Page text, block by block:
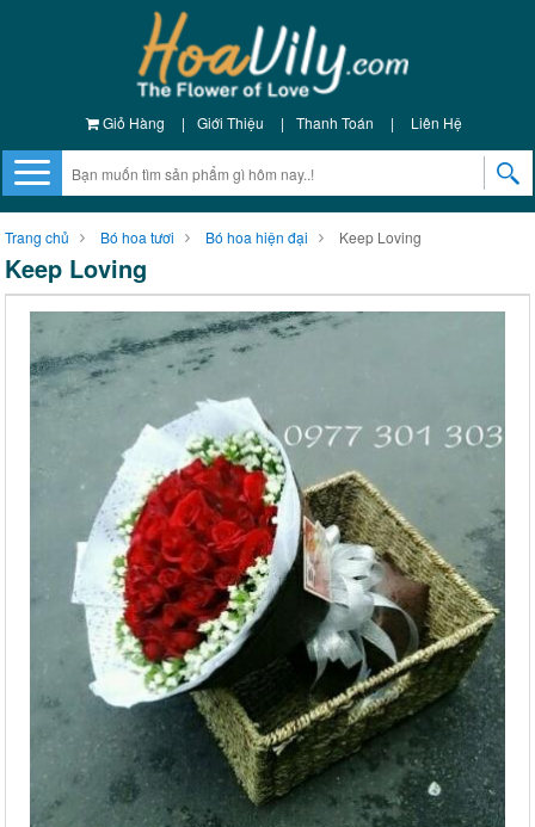
Giỏ Hàng | Giới Thiệu | Thanh Toán | Liên Hệ
Trang chủ Bó hoa tươi Bó hoa hiện đại Keep Loving
Keep Loving